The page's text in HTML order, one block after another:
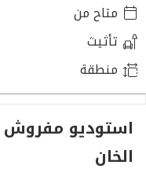
متاح من
تأثيث
منطقة
استوديو مفروش
الخان